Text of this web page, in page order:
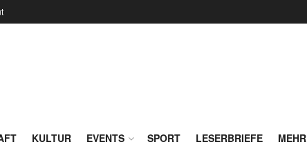
KULTUR EVENTS SPORT LESERBRIEFE MEHR